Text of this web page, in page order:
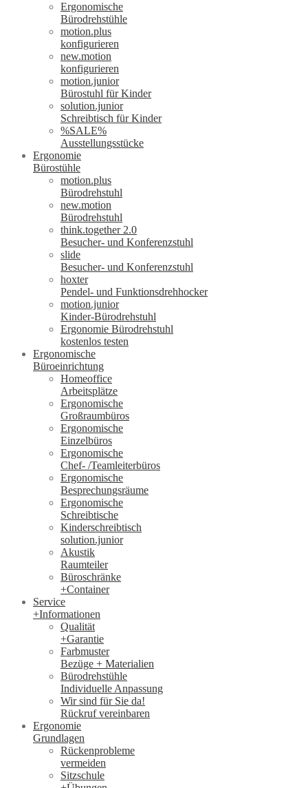
Ergonomische
Bürodrehstühle
motion.plus
konfigurieren
new.motion
konfigurieren
motion.junior
Bürostuhl für Kinder
solution.junior
Schreibtisch für Kinder
%SALE%
Ausstellungsstücke
Ergonomie
Bürostühle
motion.plus
Bürodrehstuhl
new.motion
Bürodrehstuhl
think.together 2.0
Besucher- und Konferenzstuhl
slide
Besucher- und Konferenzstuhl
hoxter
Pendel- und Funktionsdrehhocker
motion.junior
Kinder-Bürodrehstuhl
Ergonomie Bürodrehstuhl
kostenlos testen
Ergonomische
Büroeinrichtung
Homeoffice
Arbeitsplätze
Ergonomische
Großraumbüros
Ergonomische
Einzelbüros
Ergonomische
Chef- /Teamleiterbüros
Ergonomische
Besprechungsräume
Ergonomische
Schreibtische
Kinderschreibtisch
solution.junior
Akustik
Raumteiler
Büroschränke
+Container
Service
+Informationen
Qualität
+Garantie
Farbmuster
Bezüge + Materialien
Bürodrehstühle
Individuelle Anpassung
Wir sind für Sie da!
Rückruf vereinbaren
Ergonomie
Grundlagen
Rückenprobleme
vermeiden
Sitzschule